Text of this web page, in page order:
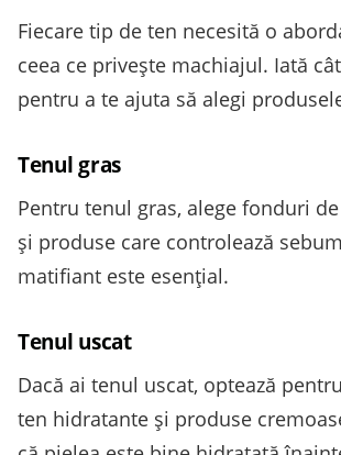
Fiecare tip de ten necesită o
ceea ce privește machiajul. Iată
pentru a te ajuta să alegi
Tenul gras
Pentru tenul gras, alege fonduri
și produse care controlează
matifiant este esențial.
Tenul uscat
Dacă ai tenul uscat, optează
ten hidratante și produse